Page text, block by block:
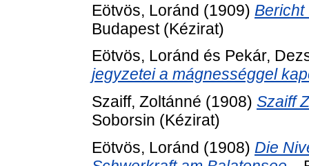
Eötvös, Loránd (1909) Bericht
Budapest (Kézirat)
Eötvös, Loránd és Pekár,
jegyzetei a mágnességgel
Szaiff, Zoltánné (1908) Szaiff
Soborsin (Kézirat)
Eötvös, Loránd (1908) Die